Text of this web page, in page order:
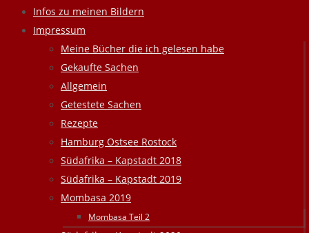
springenInfos zu meinen Bildern
Impressum
Meine Bücher die ich gelesen habe
Gekaufte Sachen
Allgemein
Getestete Sachen
Rezepte
Hamburg Ostsee Rostock
Südafrika – Kapstadt 2018
Südafrika – Kapstadt 2019
Mombasa 2019
Mombasa Teil 2